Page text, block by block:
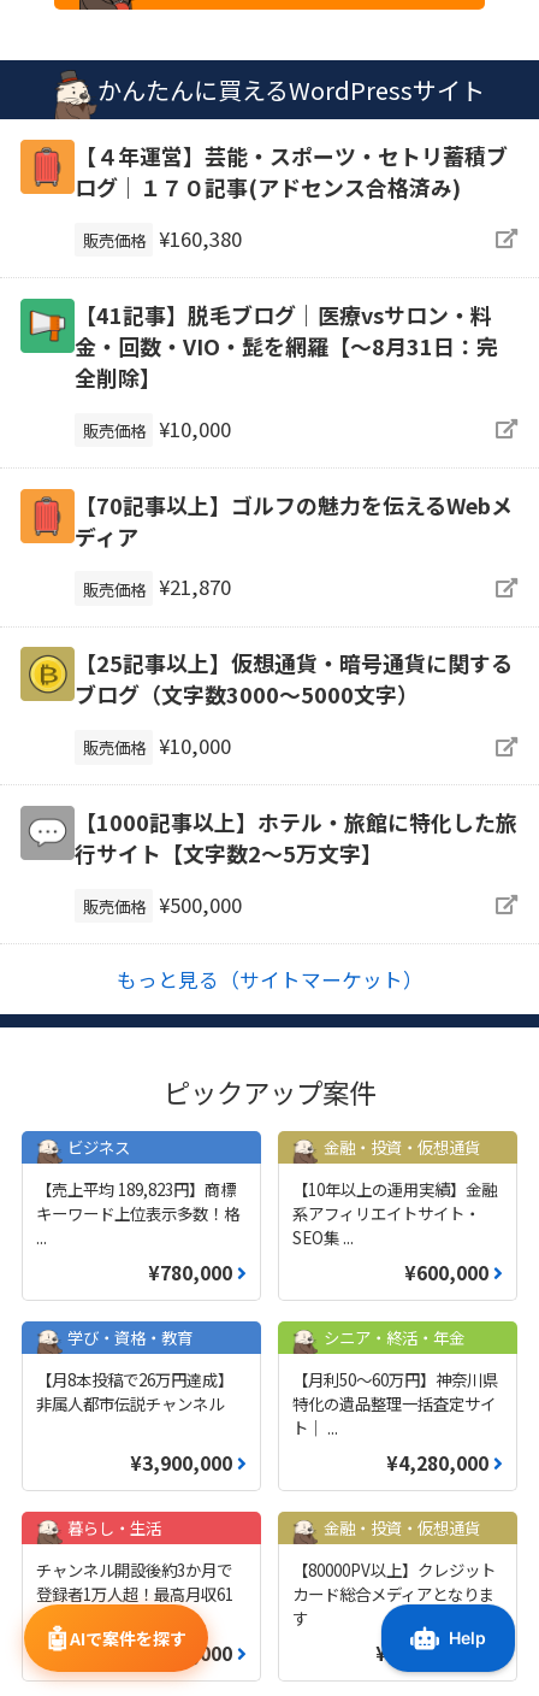
かんたんに買えるWordPressサイト
【４年運営】芸能・スポーツ・セトリ蓄積ブ
ログ｜１７０記事(アドセンス合格済み)
販売価格 ¥160,380
【41記事】脱毛ブログ｜医療vsサロン・料
金・回数・VIO・髭を網羅【～8月31日：完
全削除】
販売価格 ¥10,000
【70記事以上】ゴルフの魅力を伝えるWebメ
ディア
販売価格 ¥21,870
【25記事以上】仮想通貨・暗号通貨に関する
ブログ（文字数3000～5000文字）
販売価格 ¥10,000
【1000記事以上】ホテル・旅館に特化した旅
行サイト【文字数2〜5万文字】
販売価格 ¥500,000
もっと見る（サイトマーケット）
ピックアップ案件
ビジネス
【売上平均 189,823円】商標
キーワード上位表示多数！格
...
¥780,000
金融・投資・仮想通貨
【10年以上の運用実績】金融
系アフィリエイトサイト・
SEO集 ...
¥600,000
学び・資格・教育
【月8本投稿で26万円達成】
非属人都市伝説チャンネル
¥3,900,000
シニア・終活・年金
【月利50〜60万円】神奈川県
特化の遺品整理一括査定サイ
ト｜ ...
¥4,280,000
暮らし・生活
チャンネル開設後約3か月で
登録者1万人超！最高月収61
万円！
¥2,000,000
金融・投資・仮想通貨
【80000PV以上】クレジット
カード総合メディアとなりま
す
¥24,800,000
🤖AIで案件を探す